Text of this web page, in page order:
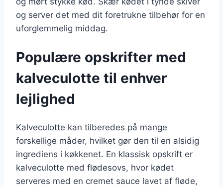
og server det med dit foretrukne tilbehør for en
uforglemmelig middag.
Populære opskrifter med
kalveculotte til enhver
lejlighed
Kalveculotte kan tilberedes på mange
forskellige måder, hvilket gør den til en alsidig
ingrediens i køkkenet. En klassisk opskrift er
kalveculotte med flødesovs, hvor kødet
serveres med en cremet sauce lavet af fløde,